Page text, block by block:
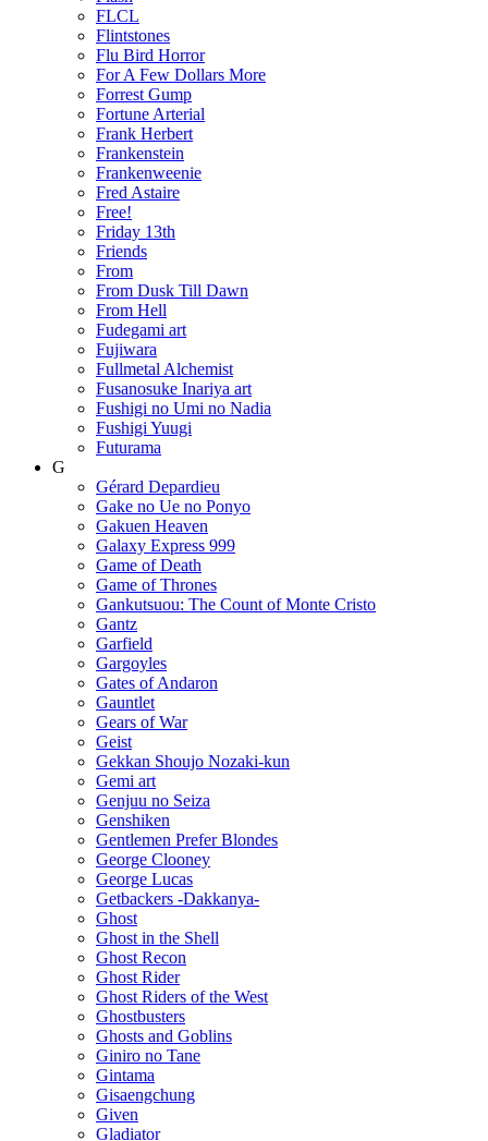
FLCL
Flintstones
Flu Bird Horror
For A Few Dollars More
Forrest Gump
Fortune Arterial
Frank Herbert
Frankenstein
Frankenweenie
Fred Astaire
Free!
Friday 13th
Friends
From
From Dusk Till Dawn
From Hell
Fudegami art
Fujiwara
Fullmetal Alchemist
Fusanosuke Inariya art
Fushigi no Umi no Nadia
Fushigi Yuugi
Futurama
G
Gérard Depardieu
Gake no Ue no Ponyo
Gakuen Heaven
Galaxy Express 999
Game of Death
Game of Thrones
Gankutsuou: The Count of Monte Cristo
Gantz
Garfield
Gargoyles
Gates of Andaron
Gauntlet
Gears of War
Geist
Gekkan Shoujo Nozaki-kun
Gemi art
Genjuu no Seiza
Genshiken
Gentlemen Prefer Blondes
George Clooney
George Lucas
Getbackers -Dakkanya-
Ghost
Ghost in the Shell
Ghost Recon
Ghost Rider
Ghost Riders of the West
Ghostbusters
Ghosts and Goblins
Giniro no Tane
Gintama
Gisaengchung
Given
Gladiator